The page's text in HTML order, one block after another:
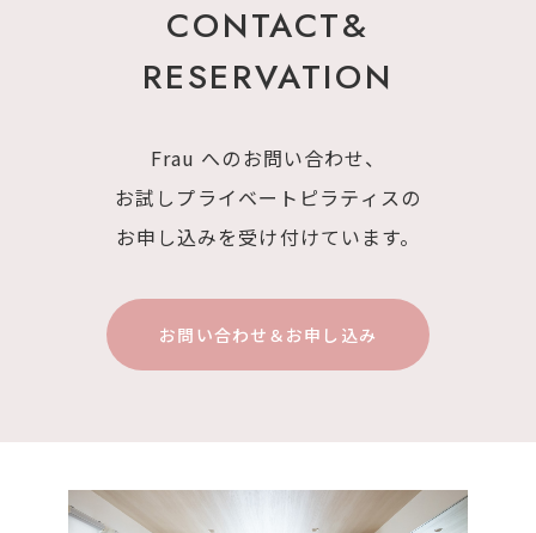
CONTACT&
RESERVATION
Frau へのお問い合わせ、
お試しプライベートピラティスの
お申し込みを受け付けています。
お問い合わせ＆お申し込み